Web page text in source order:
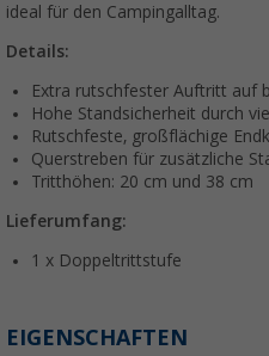
ideal für den Campingalltag.
Details:
Extra rutschfester Auftritt auf
Hohe Standsicherheit durch
Rutschfeste, großflächige
Querstreben für zusätzliche
Tritthöhen: 20 cm und 38 cm
Lieferumfang:
1 x Doppeltrittstufe
EIGENSCHAFTEN